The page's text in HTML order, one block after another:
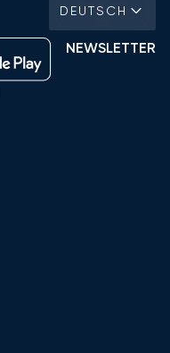
DEUTSCH
NEWSLETTER